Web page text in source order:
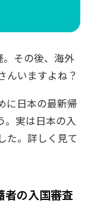
。その後、海外
んいますよね？
に日本の最新帰
。実は日本の入
た。詳しく見て
者の入国審査